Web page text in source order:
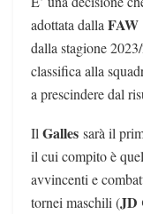
adottata dallaFAW
dalla stagione
classifica alla
a prescindere dal
IlGalles sarà il
il cui compito è
avvincenti e
tornei maschili (JD